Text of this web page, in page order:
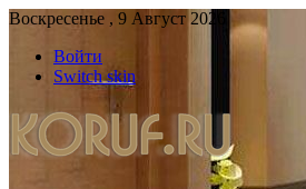
Воскресенье , 9 Август 2026
Войти
Switch skin